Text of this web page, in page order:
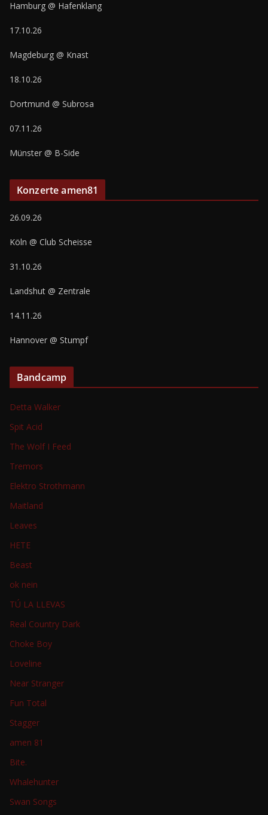
Hamburg @ Hafenklang
17.10.26
Magdeburg @ Knast
18.10.26
Dortmund @ Subrosa
07.11.26
Münster @ B-Side
Konzerte amen81
26.09.26
Köln @ Club Scheisse
31.10.26
Landshut @ Zentrale
14.11.26
Hannover @ Stumpf
Bandcamp
Detta Walker
Spit Acid
The Wolf I Feed
Tremors
Elektro Strothmann
Maitland
Leaves
HETE
Beast
ok nein
TÚ LA LLEVAS
Real Country Dark
Choke Boy
Loveline
Near Stranger
Fun Total
Stagger
amen 81
Bite.
Whalehunter
Swan Songs